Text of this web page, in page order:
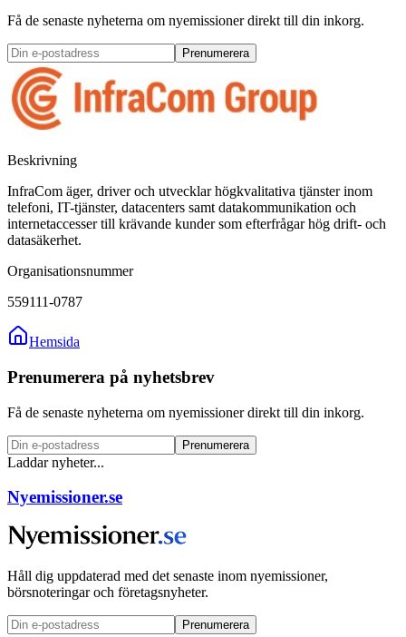
Få de senaste nyheterna om nyemissioner direkt till din inkorg.
Prenumerera
Beskrivning
InfraCom äger, driver och utvecklar högkvalitativa tjänster inom
telefoni, IT-tjänster, datacenters samt datakommunikation och
internetaccesser till krävande kunder som efterfrågar hög drift- och
datasäkerhet.
Organisationsnummer
559111-0787
Hemsida
Prenumerera på nyhetsbrev
Få de senaste nyheterna om nyemissioner direkt till din inkorg.
Prenumerera
Laddar nyheter...
Nyemissioner.se
Håll dig uppdaterad med det senaste inom nyemissioner,
börsnoteringar och företagsnyheter.
Prenumerera